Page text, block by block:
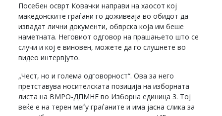
Посебен осврт Ковачки направи на хаосот кој
македонските граѓани го доживеаја во обидот да
извадат лични документи, обврска која им беше
наметната. Неговиот одговор на прашањето што се
случи и кој е виновен, можете да го слушнете во
видео интервјуто.
„Чест, но и голема одговорност“. Ова за него
претставува носителската позиција на изборната
листа на ВМРО-ДПМНЕ во Изборна единица 3. Тој
веќе е на терен меѓу граѓаните и има јасна слика за